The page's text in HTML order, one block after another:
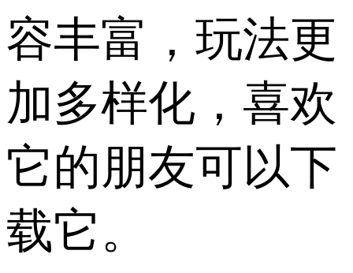
容丰富，玩法更
加多样化，喜欢
它的朋友可以下
载它。